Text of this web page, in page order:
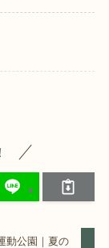
動公園｜夏の